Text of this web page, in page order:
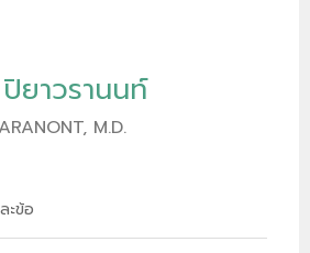
ยาวรานนท์
M.D.
ะข้อ